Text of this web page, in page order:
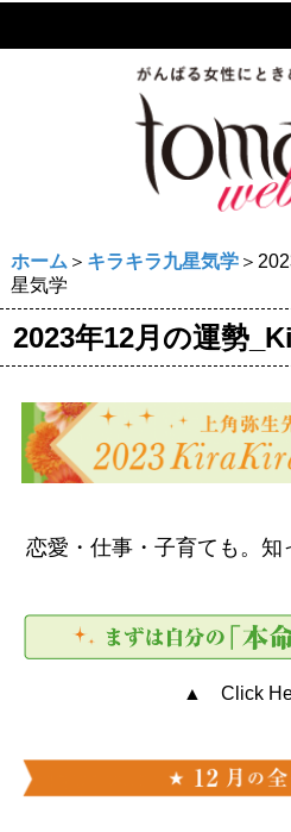
ホーム ＞ キラキラ九星気学＞
星気学
2023年12月の運勢
恋愛・仕事・子育ても。知
▲ Click